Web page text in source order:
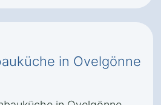
in Ovelgönne